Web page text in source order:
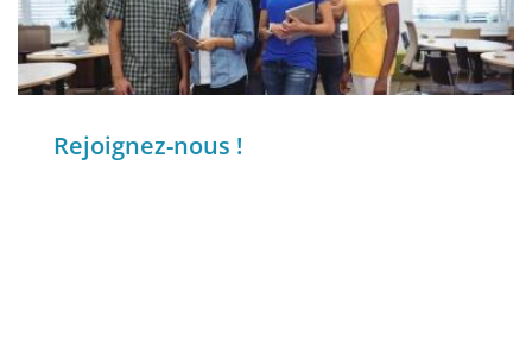
Rejoignez-nous !